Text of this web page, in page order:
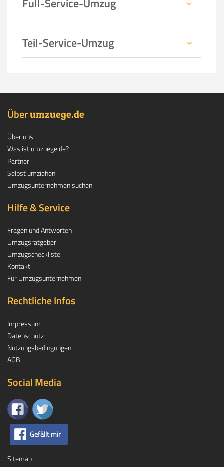
Teil-Service-Umzug
Überumzuege.de
Über uns
Was ist umzuege.de?
Partner
Selbst umziehen
Umzugsunternehmen suchen
Hilfe & Service
Fragen und Antworten
Umzugsratgeber
Umzugscheckliste
Kontakt
Für Umzugsunternehmen
Rechtliche Infos
Impressum
Datenschutz
Nutzungsbedingungen
AGB
Social Media
Gefällt mir
Sitemap